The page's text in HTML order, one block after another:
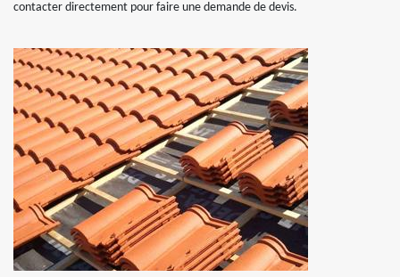
contacter directement pour faire une demande de devis.